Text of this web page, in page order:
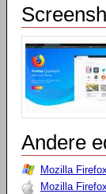
Andere
Mozilla
Mozilla